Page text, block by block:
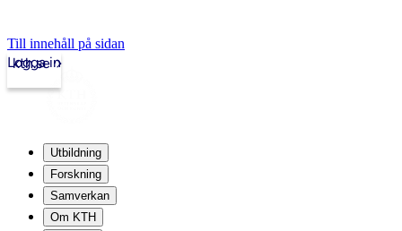
Till innehåll på sidan
kth.se
Logga in
Utbildning
Forskning
Samverkan
Om KTH